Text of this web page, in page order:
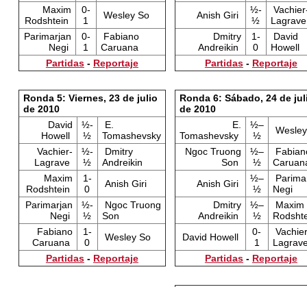
Maxim
Rodshtein
0-
1
Wesley So
Parimarjan
Negi
0-
1
Fabiano
Caruana
Partidas- Reportaje
Anish Giri
½-
½
Lagrave
Dmitry
Andreikin
1-
0
David
Howell
Partidas- Reportaje
Ronda 5: Viernes, 23 de julio
de 2010
David
Howell
½-
½
E.
Tomashevsky
Vachier-
Lagrave
½-
½
Dmitry
Andreikin
Maxim
Rodshtein
1-
0
Anish Giri
Parimarjan
Negi
½-
½
Ngoc Truong
Son
Fabiano
Caruana
1-
0
Wesley So
Partidas- Reportaje
Ronda 6: Sábado, 24 de
de 2010
E.
Tomashevsky
½–
½
Ngoc Truong
Son
½–
½
Anish Giri
½–
½
Negi
Dmitry
Andreikin
½–
½
Maxim
David Howell
0-
1
Partidas- Reportaje